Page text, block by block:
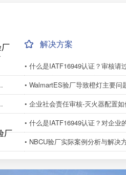
厂
解决方案
• 什么是IATF16949认证？审核请
• WalmartES验厂导致橙灯主要问
• 企业社会责任审核-灭火器配置
• 什么是IATF16949认证？对企业
• NBCU验厂实际案例分析与解决